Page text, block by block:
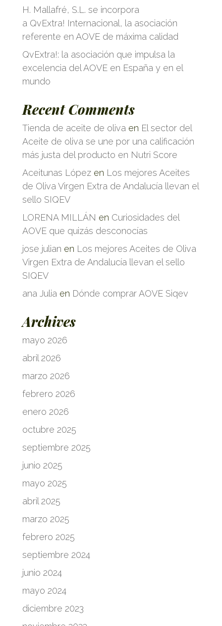
H. Mallafré, S.L. se incorpora
a QvExtra! Internacional, la asociación
referente en AOVE de máxima calidad
QvExtra!: la asociación que impulsa la
excelencia del AOVE en España y en el
mundo
Recent Comments
Tienda de aceite de olivaen El sector del
Aceite de oliva se une por una calificación
más justa del producto en Nutri Score
Aceitunas Lópezen Los mejores Aceites
de Oliva Virgen Extra de Andalucía llevan el
sello SIQEV
LORENA MILLÁN en Curiosidades del
AOVE que quizás desconocías
jose julian en Los mejores Aceites de Oliva
Virgen Extra de Andalucía llevan el sello
SIQEV
ana Juliaen Dónde comprar AOVE Siqev
Archives
mayo 2026
abril 2026
marzo 2026
febrero 2026
enero 2026
octubre 2025
septiembre 2025
junio 2025
mayo 2025
abril 2025
marzo 2025
febrero 2025
septiembre 2024
junio 2024
mayo 2024
diciembre 2023